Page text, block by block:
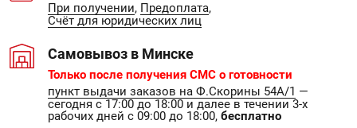
При получении, Предоплата,
Счёт для юридических лиц
Самовывоз в Минске
Только после получения СМС о готовности
пункт выдачи заказов на Ф.Скорины 54А/1 —
сегодня с 17:00 до 18:00 и далее в течении 3-х
рабочих дней с 09:00 до 18:00, бесплатно